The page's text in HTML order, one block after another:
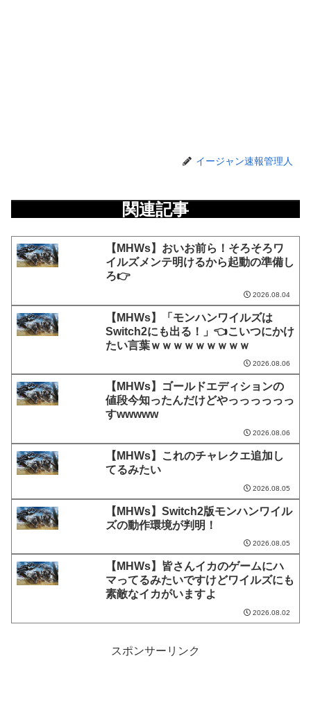
イージャン速報管理人
関連記事
【MHWs】おいお前ら！そろそろワ
イルズメンテ明けるから起動の準備し
ろ👉
2026.08.04
【MHWs】「モンハンワイルズは
Switch2にも出る！」👈こいつにかけ
たい言葉ｗｗｗｗｗｗｗｗｗ
2026.08.06
【MHWs】ゴールドエディションの
値段今知ったんだけどやっっっっっっ
すwwwww
2026.08.06
【MHWs】これのチャレクエ追加し
てるみたい
2026.08.05
【MHWs】Switch2版モンハンワイル
ズの動作環境が判明！
2026.08.05
【MHWs】皆さんイカのゲームにハ
マってるみたいですけどワイルズにも
素敵なイカがいますよ
2026.08.02
スポンサーリンク